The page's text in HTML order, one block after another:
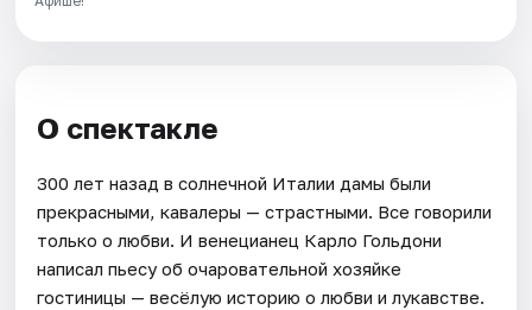
О спектакле
300 лет назад в солнечной Италии дамы были
прекрасными, кавалеры — страстными. Все говорили
только о любви. И венецианец Карло Гольдони
написал пьесу об очаровательной хозяйке
гостиницы — весёлую историю о любви и лукавстве.